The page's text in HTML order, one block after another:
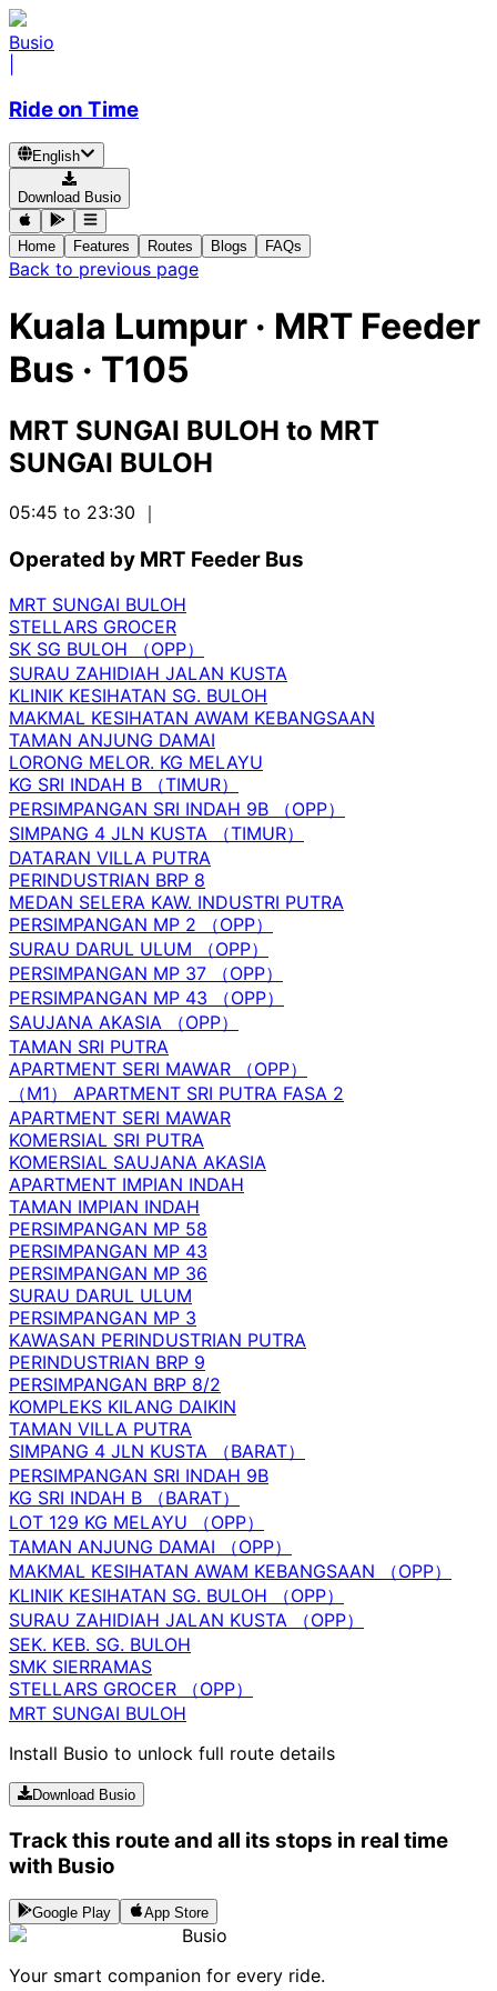
Busio
Ride on Time
English
Download Busio
Home Features Routes Blogs FAQs
Back to previous page
Kuala Lumpur · MRT Feeder
Bus · T105
MRT SUNGAI BULOH to MRT
SUNGAI BULOH
05:45 to 23:30 ｜
Operated by MRT Feeder Bus
MRT SUNGAI BULOH
STELLARS GROCER
SK SG BULOH （OPP）
SURAU ZAHIDIAH JALAN KUSTA
KLINIK KESIHATAN SG. BULOH
MAKMAL KESIHATAN AWAM KEBANGSAAN
TAMAN ANJUNG DAMAI
LORONG MELOR. KG MELAYU
KG SRI INDAH B （TIMUR）
PERSIMPANGAN SRI INDAH 9B （OPP）
SIMPANG 4 JLN KUSTA （TIMUR）
DATARAN VILLA PUTRA
PERINDUSTRIAN BRP 8
MEDAN SELERA KAW. INDUSTRI PUTRA
PERSIMPANGAN MP 2 （OPP）
SURAU DARUL ULUM （OPP）
PERSIMPANGAN MP 37 （OPP）
PERSIMPANGAN MP 43 （OPP）
SAUJANA AKASIA （OPP）
TAMAN SRI PUTRA
APARTMENT SERI MAWAR （OPP）
（M1） APARTMENT SRI PUTRA FASA 2
APARTMENT SERI MAWAR
KOMERSIAL SRI PUTRA
KOMERSIAL SAUJANA AKASIA
APARTMENT IMPIAN INDAH
TAMAN IMPIAN INDAH
PERSIMPANGAN MP 58
PERSIMPANGAN MP 43
PERSIMPANGAN MP 36
SURAU DARUL ULUM
PERSIMPANGAN MP 3
KAWASAN PERINDUSTRIAN PUTRA
PERINDUSTRIAN BRP 9
PERSIMPANGAN BRP 8/2
KOMPLEKS KILANG DAIKIN
TAMAN VILLA PUTRA
SIMPANG 4 JLN KUSTA （BARAT）
PERSIMPANGAN SRI INDAH 9B
KG SRI INDAH B （BARAT）
LOT 129 KG MELAYU （OPP）
TAMAN ANJUNG DAMAI （OPP）
MAKMAL KESIHATAN AWAM KEBANGSAAN （OPP）
KLINIK KESIHATAN SG. BULOH （OPP）
SURAU ZAHIDIAH JALAN KUSTA （OPP）
SEK. KEB. SG. BULOH
SMK SIERRAMAS
STELLARS GROCER （OPP）
MRT SUNGAI BULOH
Install Busio to unlock full route details
Download Busio
Track this route and all its stops in real time
with Busio
Google Play App Store
Busio
Your smart companion for every ride.